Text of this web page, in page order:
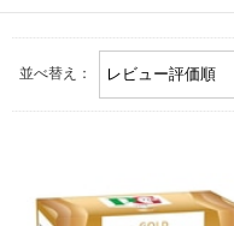
並べ替え：